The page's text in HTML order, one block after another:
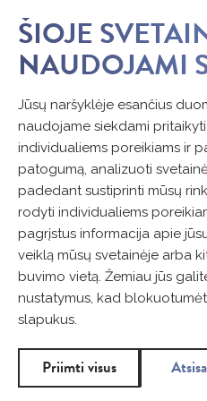
ŠIOJE
NAUDOJAMI
Jūsų naršyklėje esančius
naudojame siekdami
individualiems poreikiams ir
patogumą, analizuoti
padedant sustiprinti mūsų
rodyti individualiems
pagrįstus informacija apie
veiklą mūsų svetainėje arba
buvimo vietą. Žemiau jūs
nustatymus, kad
slapukus.
Priimti visus